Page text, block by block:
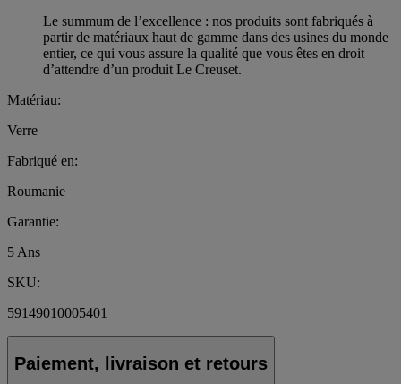
Le summum de l’excellence : nos produits sont fabriqués à
partir de matériaux haut de gamme dans des usines du monde
entier, ce qui vous assure la qualité que vous êtes en droit
d’attendre d’un produit Le Creuset.
Matériau:
Verre
Fabriqué en:
Roumanie
Garantie:
5 Ans
SKU:
59149010005401
Paiement, livraison et retours